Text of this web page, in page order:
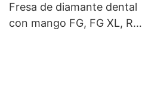
piedras preciosas Pulido
Cabezal de pulido
Fresa de diamante dental
con mango FG, FG XL, RA-